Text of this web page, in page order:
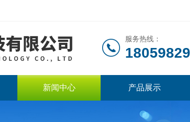
服务热线：
新闻中心 产品展示